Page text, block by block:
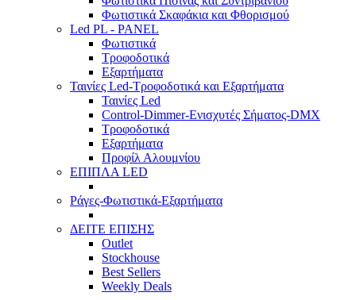
Φωτιστικά Σκαφάκια και Φθορισμού
Led PL - PANEL
Φωτιστικά
Τροφοδοτικά
Εξαρτήματα
Ταινίες Led-Τροφοδοτικά και Εξαρτήματα
Ταινίες Led
Control-Dimmer-Ενισχυτές Σήματος-DMX
Τροφοδοτικά
Εξαρτήματα
Προφίλ Αλουμνίου
ΕΠΙΠΛΑ LED
Ράγες-Φωτιστικά-Εξαρτήματα
ΔΕΙΤΕ ΕΠΙΣΗΣ
Outlet
Stockhouse
Best Sellers
Weekly Deals